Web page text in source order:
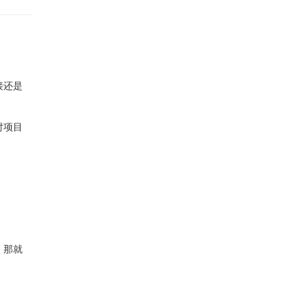
还是
目
那就